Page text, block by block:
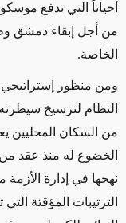
أحياناً التي تدفع
من أجل إبقاء دمشق
الخاصة.
ومن منظور إستراتيجي
من السكان المحليين
الخضوع له منذ عقد
نهجها في إدارة
الترتيبات المؤقتة